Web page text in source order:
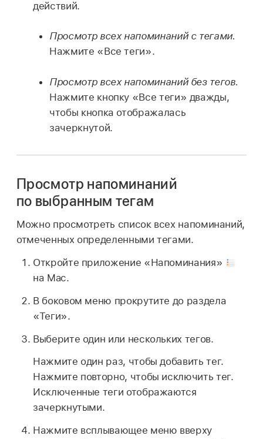
действий.
Просмотр всех напоминаний с тегами.
Нажмите «Все теги».
Просмотр всех напоминаний без тегов.
Нажмите кнопку «Все теги» дважды,
чтобы кнопка отображалась
зачеркнутой.
Просмотр напоминаний
по выбранным тегам
Можно просмотреть список всех напоминаний,
отмеченных определенными тегами.
Откройте приложение «Напоминания»
на Mac.
В боковом меню прокрутите до раздела
«Теги».
Выберите один или нескольких тегов.
Нажмите один раз, чтобы добавить тег.
Нажмите повторно, чтобы исключить тег.
Исключенные теги отображаются
зачеркнутыми.
Нажмите всплывающее меню вверху